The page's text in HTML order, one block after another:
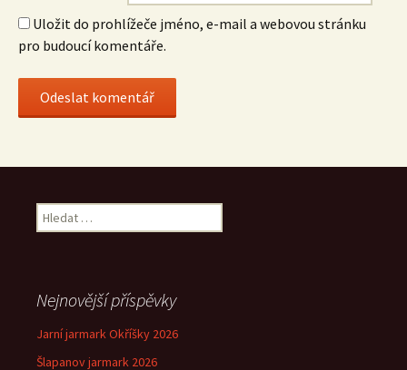
Uložit do prohlížeče jméno, e-mail a webovou stránku
pro budoucí komentáře.
Vyhledávání
Nejnovější příspěvky
Jarní jarmark Okříšky 2026
Šlapanov jarmark 2026